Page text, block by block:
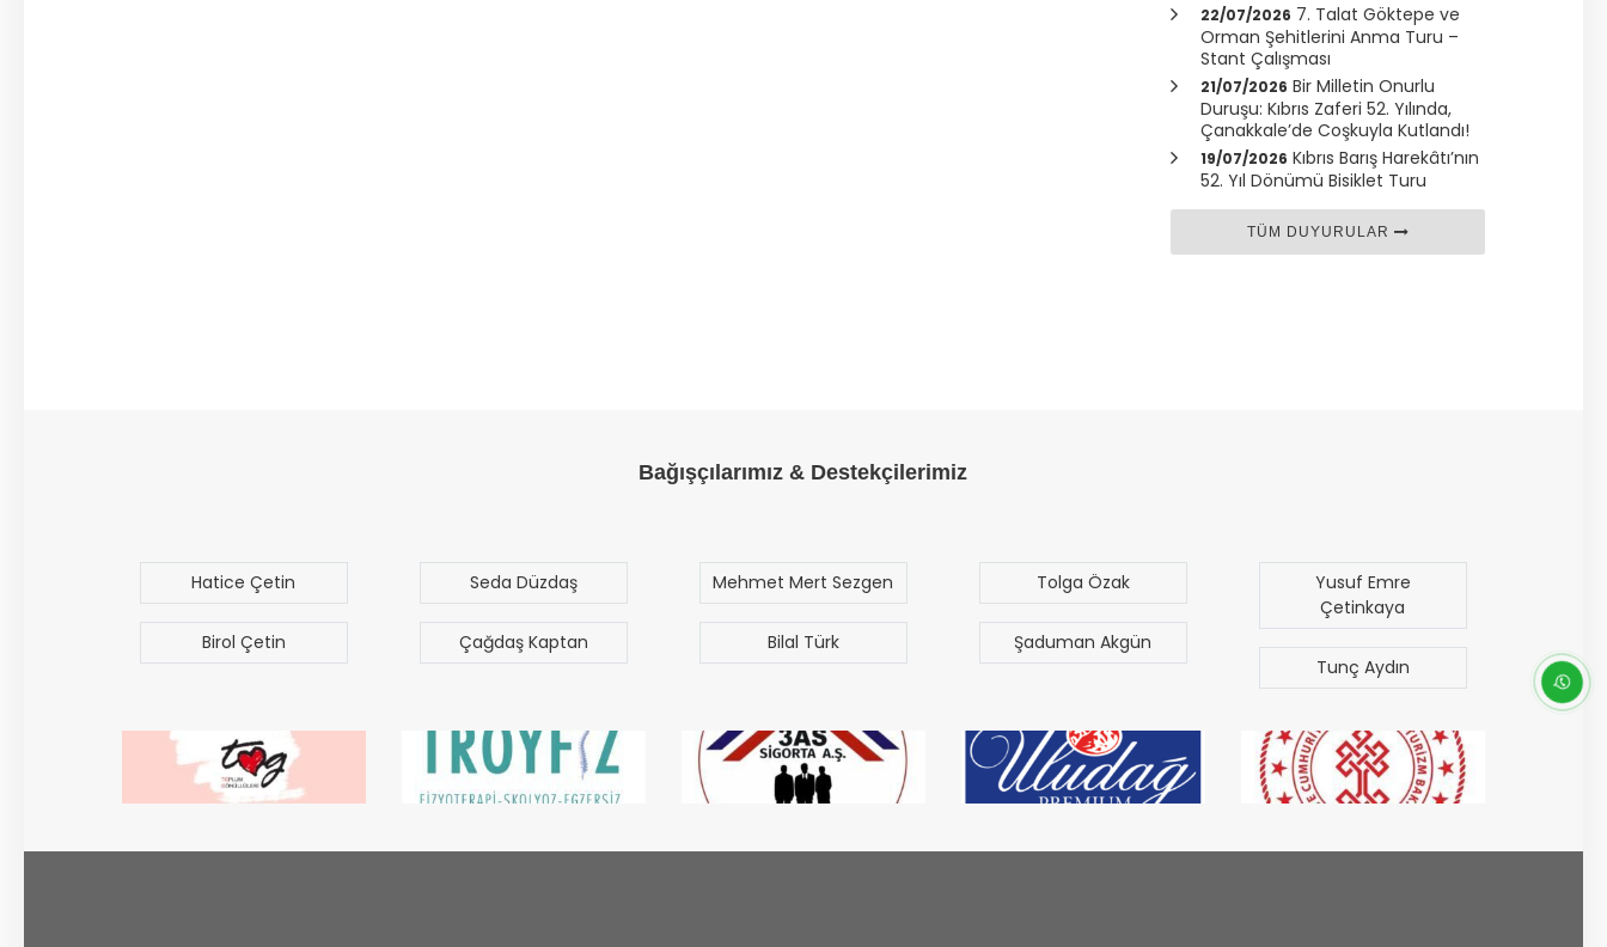
22/07/2026 7. Talat Göktepe ve
Orman Şehitlerini Anma Turu –
Stant Çalışması
21/07/2026 Bir Milletin Onurlu
Duruşu: Kıbrıs Zaferi 52. Yılında,
Çanakkale’de Coşkuyla Kutlandı!
19/07/2026 Kıbrıs Barış Harekâtı’nın
52. Yıl Dönümü Bisiklet Turu
TÜM DUYURULAR
Bağışçılarımız & Destekçilerimiz
Hatice Çetin
Birol Çetin
Seda Düzdaş
Çağdaş Kaptan
Mehmet Mert Sezgen
Bilal Türk
Tolga Özak
Şaduman Akgün
Yusuf Emre
Çetinkaya
Tunç Aydın